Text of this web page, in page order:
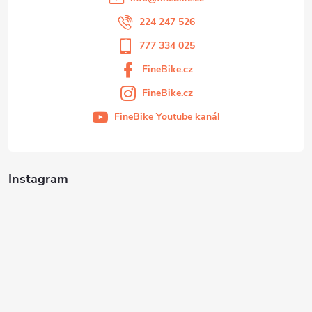
Instagram
224 247 526
777 334 025
FineBike.cz
FineBike.cz
FineBike Youtube kanál